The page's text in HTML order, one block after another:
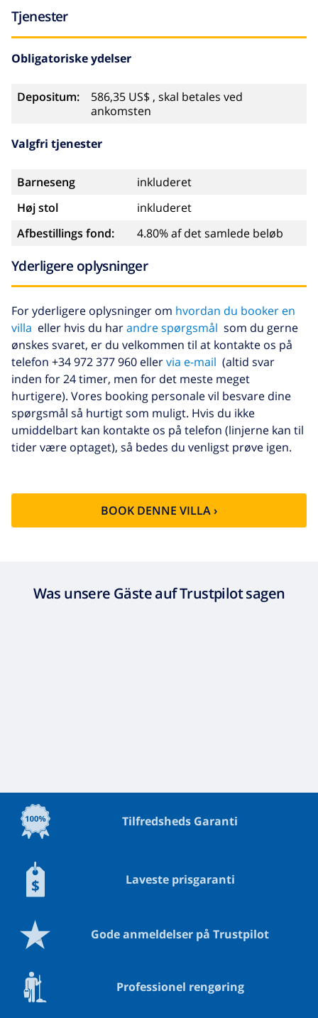
Tjenester
Obligatoriske ydelser
Depositum:
586,35 US$ , skal betales ved
ankomsten
Valgfri tjenester
Barneseng
inkluderet
Høj stol
inkluderet
Afbestillings fond:
4.80% af det samlede beløb
Yderligere oplysninger
For yderligere oplysninger om hvordan du booker en
villa eller hvis du harandre spørgsmål som du gerne
ønskes svaret, er du velkommen til at kontakte os på
telefon +34 972 377 960 ellervia e-mail (altid svar
inden for 24 timer, men for det meste meget
hurtigere). Vores booking personale vil besvare dine
spørgsmål så hurtigt som muligt. Hvis du ikke
umiddelbart kan kontakte os på telefon (linjerne kan til
tider være optaget), så bedes du venligst prøve igen.
BOOK DENNE VILLA ›
Was unsere Gäste auf Trustpilot sagen
Tilfredsheds Garanti
Laveste prisgaranti
Gode anmeldelser på Trustpilot
Professionel rengøring